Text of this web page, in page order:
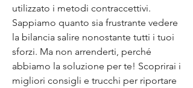
utilizzato i metodi contraccettivi.
Sappiamo quanto sia frustrante vedere
la bilancia salire nonostante tutti i tuoi
sforzi. Ma non arrenderti, perché
abbiamo la soluzione per te! Scoprirai i
migliori consigli e trucchi per riportare